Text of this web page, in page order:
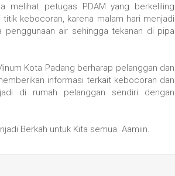
melihat petugas PDAM yang berkeliling
kebocoran, karena malam hari menjadi
air sehingga tekanan di pipa
Kota Padang berharap pelanggan dan
informasi terkait kebocoran dan
di rumah pelanggan sendiri dengan
Berkah untuk Kita semua. Aamiin.